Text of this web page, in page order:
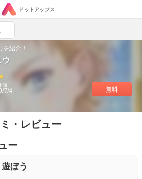
ドットアップス
紹介！
価
7/4 無料
・レビュー
ー
ぼう